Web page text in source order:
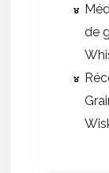
de